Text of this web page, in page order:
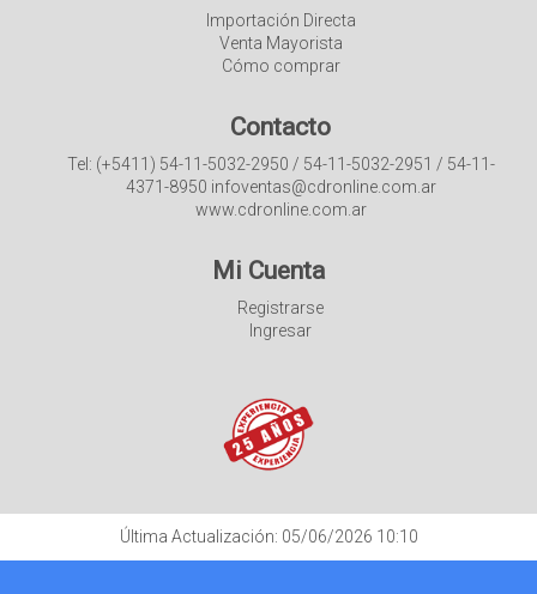
Importación Directa
Venta Mayorista
Cómo comprar
Contacto
Tel: (+5411) 54-11-5032-2950 / 54-11-5032-2951 / 54-11-
4371-8950 infoventas@cdronline.com.ar
www.cdronline.com.ar
Mi Cuenta
Registrarse
Ingresar
Última Actualización: 05/06/2026 10:10